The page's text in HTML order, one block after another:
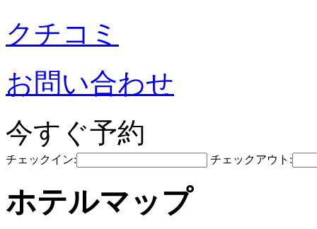
クチコミ
お問い合わせ
今すぐ予約
チェックイン: チェックアウト:
ホテルマップ